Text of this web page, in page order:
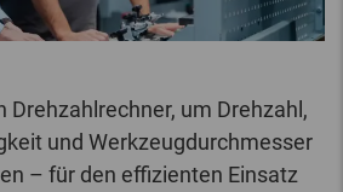
Drehzahlrechner, um Drehzahl,
und Werkzeugdurchmesser
– für den effizienten Einsatz